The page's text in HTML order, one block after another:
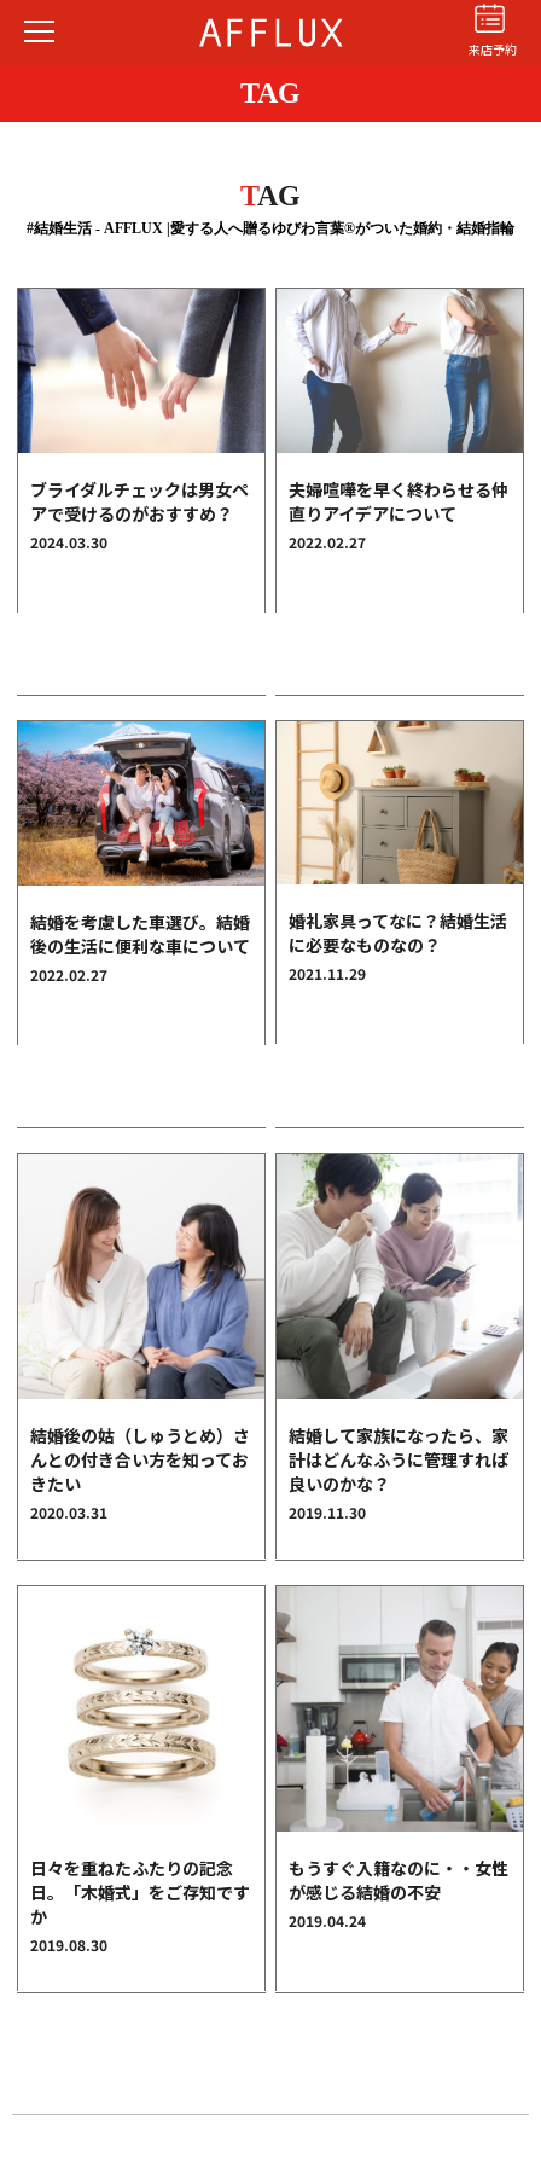
来店予約
セットリング
商品カテゴリ
ショップ
AFFLUXについて
無限大のオーダーメイド
ゆびわ言葉®
フェア・ニュース
ブログ・お客様の声
カタログ請求
06-7777-7370
受付時間 11:00〜19:00/火曜日定休
よくあるご質問| 会社概要|採用情報
プライバシーポリシー
TAG
TAG
#結婚生活 - AFFLUX |愛する人へ贈るゆびわ言葉®がついた婚約・結婚指輪
ブライダルチェックは男女ペ
アで受けるのがおすすめ？
2024.03.30
夫婦喧嘩を早く終わらせる仲
直りアイデアについて
2022.02.27
結婚を考慮した車選び。結婚
後の生活に便利な車について
2022.02.27
婚礼家具ってなに？結婚生活
に必要なものなの？
2021.11.29
結婚後の姑（しゅうとめ）さ
んとの付き合い方を知ってお
きたい
2020.03.31
結婚して家族になったら、家
計はどんなふうに管理すれば
良いのかな？
2019.11.30
日々を重ねたふたりの記念
日。「木婚式」をご存知です
か
2019.08.30
もうすぐ入籍なのに・・女性
が感じる結婚の不安
2019.04.24